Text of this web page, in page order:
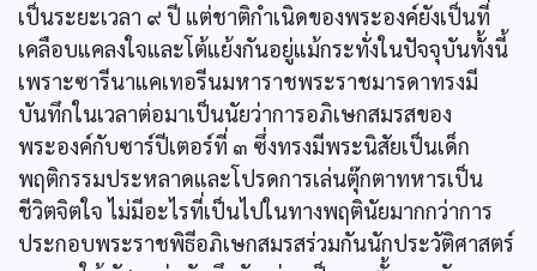
เป็นระยะเวลา ๙ ปี แต่ชาติกำเนิดของพระองค์ยังเป็นที่
เคลือบแคลงใจและโต้แย้งกันอยู่แม้กระทั่งในปัจจุบันทั้งนี้
เพราะซารีนาแคเทอรีนมหาราชพระราชมารดาทรงมี
บันทึกในเวลาต่อมาเป็นนัยว่าการอภิเษกสมรสของ
พระองค์กับซาร์ปีเตอร์ที่ ๓ ซึ่งทรงมีพระนิสัยเป็นเด็ก
พฤติกรรมประหลาดและโปรดการเล่นตุ๊กตาทหารเป็น
ชีวิตจิตใจ ไม่มีอะไรที่เป็นไปในทางพฤตินัยมากกว่าการ
ประกอบพระราชพิธีอภิเษกสมรสร่วมกันนักประวัติศาสตร์